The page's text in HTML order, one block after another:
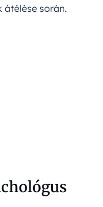
átélése során.